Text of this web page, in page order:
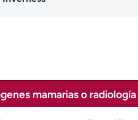
mamarias o